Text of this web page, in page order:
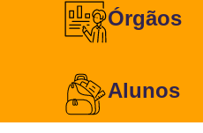
Órgãos
Alunos